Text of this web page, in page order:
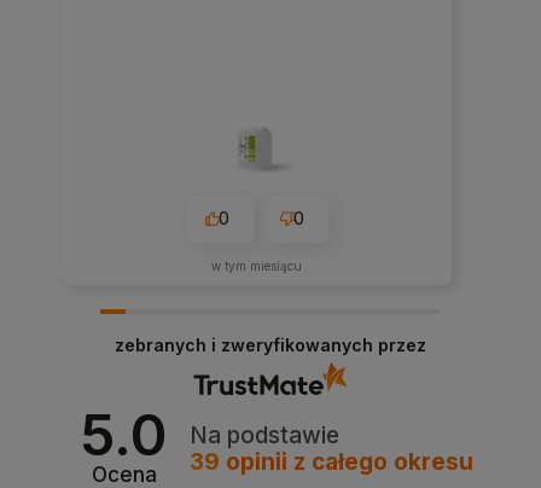
0 0
w tym miesiącu
zebranych i zweryfikowanych przez
5.0
Ocena
Na podstawie
39 opinii z całego okresu